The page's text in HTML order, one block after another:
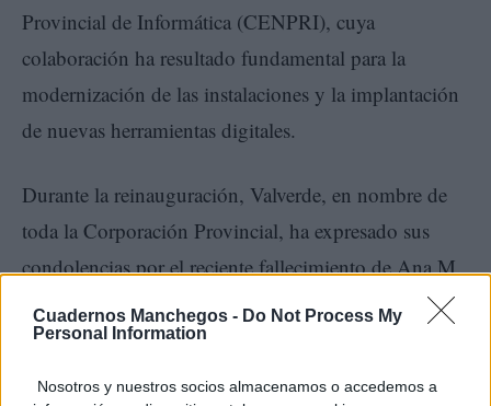
Cuadernos Manchegos - Do Not Process My
Personal Information
Nosotros y nuestros socios almacenamos o accedemos a
Provincial de Informática (CENPRI), cuya
colaboración ha resultado fundamental para la
modernización de las instalaciones y la implantación
de nuevas herramientas digitales.
Durante la reinauguración, Valverde, en nombre de
toda la Corporación Provincial, ha expresado sus
condolencias por el reciente fallecimiento de Ana M.
Pérez, trabajadora de la Residencia Universitaria de la
Diputación. El presidente ha trasladado el pésame y
el afecto de toda la institución a sus familiares,